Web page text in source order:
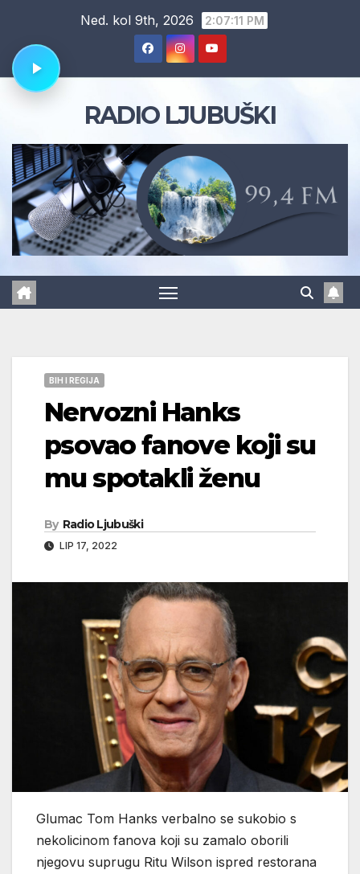
content
Ned. kol 9th, 2026 2:07:12 PM
RADIO LJUBUŠKI
BIH I REGIJA
Nervozni Hanks
psovao fanove koji su
mu spotakli ženu
By Radio Ljubuški
LIP 17, 2022
Glumac Tom Hanks verbalno se sukobio s
nekolicinom fanova koji su zamalo oborili
njegovu suprugu Ritu Wilson ispred restorana